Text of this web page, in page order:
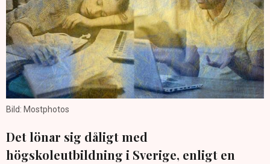
Bild: Mostphotos
Det lönar sig dåligt med
högskoleutbildning i Sverige, enligt en